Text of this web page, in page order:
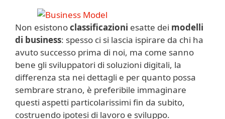
Non esistonoclassificazioni esatte dei modelli
di business: spesso ci si lascia ispirare da chi ha
avuto successo prima di noi, ma come sanno
bene gli sviluppatori di soluzioni digitali, la
differenza sta nei dettagli e per quanto possa
sembrare strano, è preferibile immaginare
questi aspetti particolarissimi fin da subito,
costruendo ipotesi di lavoro e sviluppo.